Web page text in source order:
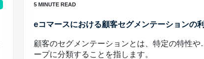
eコマースにおける顧客セグメンテーションの
顧客のセグメンテーションとは、特定の特性
ープに分類することを指します。